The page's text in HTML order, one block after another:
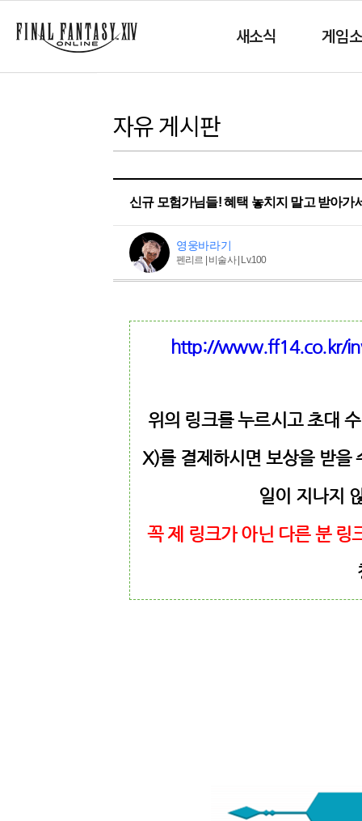
새소식 게임
자유 게시판
신규 모험가님들! 혜택 놓치지 말고 받아가
영웅바라기
펜리르 | 비술사 | Lv.100
http://www.ff14.co.kr/
위의 링크를 누르시고 초대
X)를 결제하시면 보상을 받을
일이 지나지
꼭 제 링크가 아닌 다른 분 링